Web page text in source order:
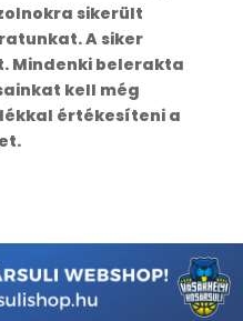
sikerült
A siker
Mindenki belerakta
kell még
értékesíteni a